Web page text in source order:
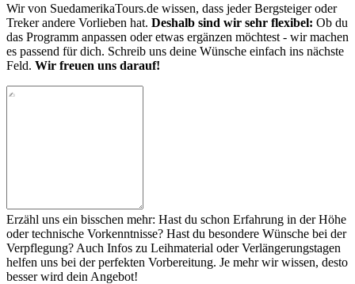
Wir von SuedamerikaTours.de wissen, dass jeder Bergsteiger oder
Treker andere Vorlieben hat. Deshalb sind wir sehr flexibel: Ob du
das Programm anpassen oder etwas ergänzen möchtest - wir machen
es passend für dich. Schreib uns deine Wünsche einfach ins nächste
Feld. Wir freuen uns darauf!
Erzähl uns ein bisschen mehr: Hast du schon Erfahrung in der Höhe
oder technische Vorkenntnisse? Hast du besondere Wünsche bei der
Verpflegung? Auch Infos zu Leihmaterial oder Verlängerungstagen
helfen uns bei der perfekten Vorbereitung. Je mehr wir wissen, desto
besser wird dein Angebot!